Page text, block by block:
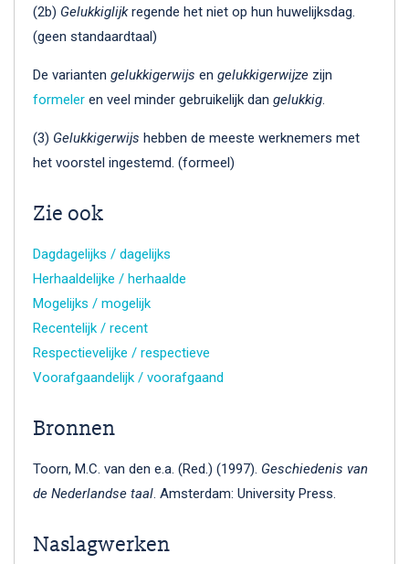
(2b) Gelukkiglijkregende het niet op hun huwelijksdag.
(geen standaardtaal)
De varianten gelukkigerwijs en gelukkigerwijze zijn
formeler en veel minder gebruikelijk dan gelukkig.
(3) Gelukkigerwijs hebben de meeste werknemers met
het voorstel ingestemd. (formeel)
Zie ook
Dagdagelijks / dagelijks
Herhaaldelijke / herhaalde
Mogelijks / mogelijk
Recentelijk / recent
Respectievelijke / respectieve
Voorafgaandelijk / voorafgaand
Bronnen
Toorn, M.C. van den e.a. (Red.) (1997). Geschiedenis van
de Nederlandse taal. Amsterdam: University Press.
Naslagwerken